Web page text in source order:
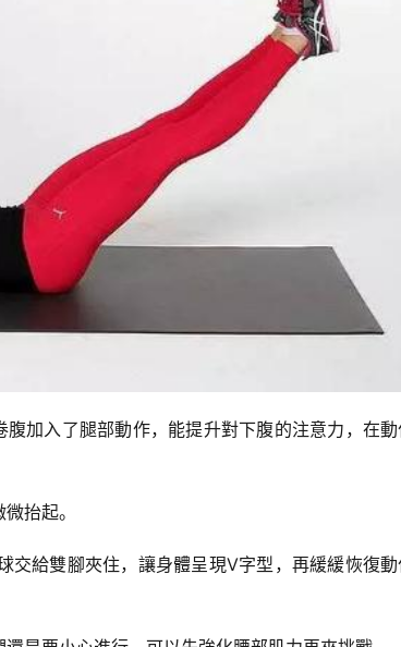
加入了腿部動作，能提升對下腹的注意力，在
抬起。
給雙腳夾住，讓身體呈現V字型，再緩緩恢復